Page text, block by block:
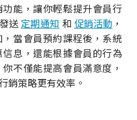
能，讓你輕鬆提升會員行
送 定期通知 和 促銷活動 ，
當會員預約課程後，系統
息，還能根據會員的行為
不僅能提高會員滿意度，
銷策略更有效率。